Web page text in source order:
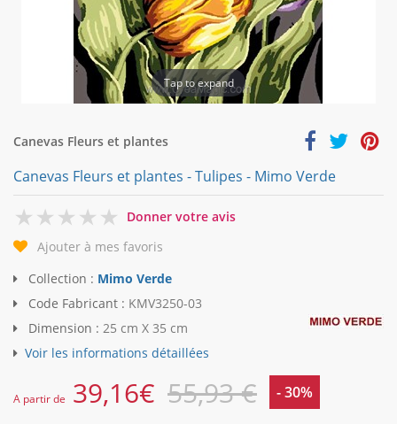
Tap to expand
Canevas Fleurs et plantes
Canevas Fleurs et plantes - Tulipes - Mimo Verde
0
Donner votre avis
Ajouter à mes favoris
Collection : Mimo Verde
Code Fabricant : KMV3250-03
Dimension : 25 cm X 35 cm
Voir les informations détaillées
A partir de 39,16€ 55,93 € - 30%